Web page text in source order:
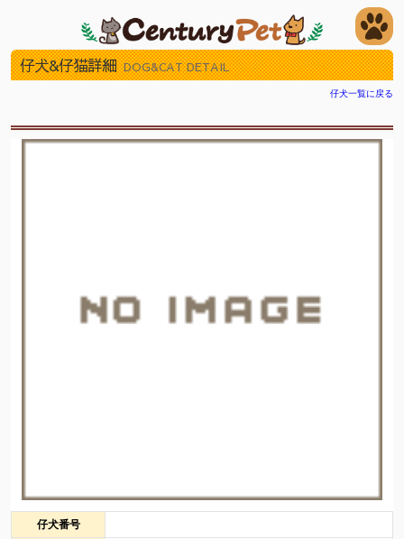
仔犬&仔猫詳細 DOG&CAT DETAIL
仔犬一覧に戻る
仔犬番号